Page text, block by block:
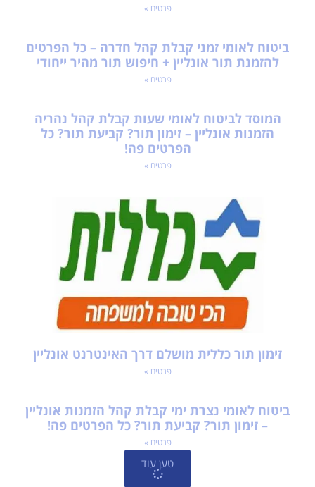
פרטים »
ביטוח לאומי זמני קבלת קהל חדרה – כל הפרטים
להזמנת תור אונליין + חיפוש תור מהיר ייחודי
פרטים »
המוסד לביטוח לאומי שעות קבלת קהל נהריה
הזמנות אונליין – זימון תור? קביעת תור? כל
הפרטים פה!
פרטים »
זימון תור כללית מושלם דרך האינטרנט אונליין
פרטים »
ביטוח לאומי נצרת ימי קבלת קהל הזמנות אונליין
– זימון תור? קביעת תור? כל הפרטים פה!
פרטים »
טען עוד